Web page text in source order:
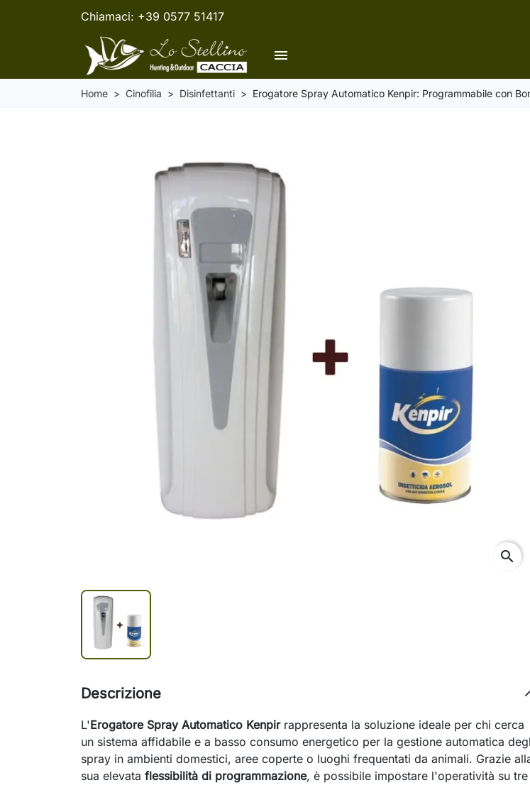
Chiamaci: +39 0577 51417
menu
Home Cinofilia Disinfettanti Erogatore Spray Automatico Kenpir: Programmabile con
search
Descrizione
L'Erogatore Spray Automatico Kenpirrappresenta la soluzione ideale per chi cerca
un sistema affidabile e a basso consumo energetico per la gestione automatica
spray in ambienti domestici, aree coperte o luoghi frequentati da animali. Grazie
sua elevata flessibilità di programmazione, è possibile impostare l'operatività su tre